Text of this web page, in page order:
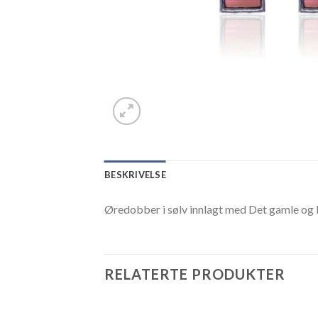
BESKRIVELSE
Øredobber i sølv innlagt med Det gamle og
RELATERTE PRODUKTER